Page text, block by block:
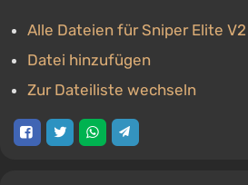
Alle Dateien für Sniper Elite V2
Datei hinzufügen
Zur Dateiliste wechseln